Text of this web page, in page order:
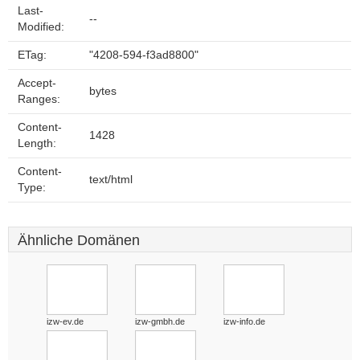
Last-
Modified:
--
ETag: "4208-594-f3ad8800"
Accept-
Ranges:
bytes
Content-
Length:
1428
Content-
Type:
text/html
Ähnliche Domänen
izw-ev.de izw-gmbh.de izw-info.de